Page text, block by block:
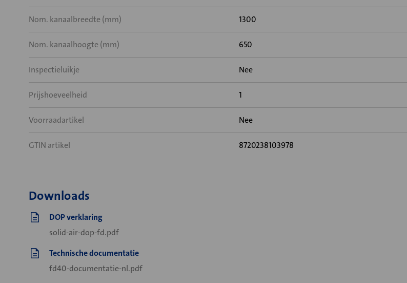
Nom. kanaalbreedte (mm) 1300
Nom. kanaalhoogte (mm) 650
Inspectieluikje Nee
Prijshoeveelheid 1
Voorraadartikel Nee
GTIN artikel 8720238103978
Downloads
DOP verklaring
solid-air-dop-fd.pdf
Technische documentatie
fd40-documentatie-nl.pdf